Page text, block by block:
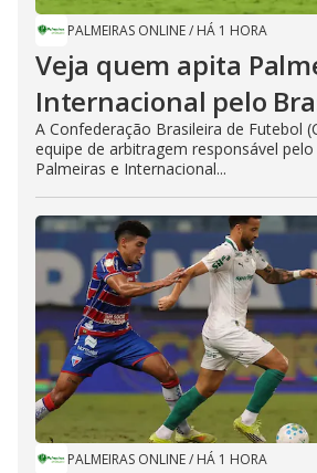
PALMEIRAS ONLINE/ HÁ 1 HORA
Veja quem apita
Internacional pelo
A Confederação Brasileira de Futebol
equipe de arbitragem responsável
Palmeiras e Internacional...
PALMEIRAS ONLINE/ HÁ 1 HORA